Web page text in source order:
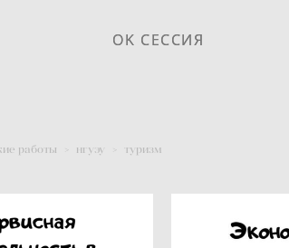
OK СЕССИЯ
OK СЕССИЯ
работы нгуэу туризм